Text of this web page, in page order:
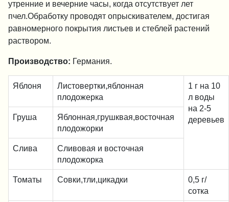
утренние и вечерние часы, когда отсутствует лет
пчел.Обработку проводят опрыскивателем, достигая
равномерного покрытия листьев и стеблей растений
раствором.
Производство: Германия.
Яблоня
Листовертки,яблонная
плодожерка
1 г на 10
л воды
на 2-5
деревьев
Груша
Яблонная,грушквая,восточная
плодожорки
Слива
Сливовая и восточная
плодожорка
Томаты Совки,тли,цикадки
0,5 г/
сотка